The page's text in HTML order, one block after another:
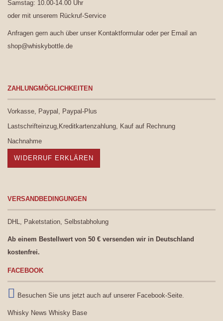
Samstag: 10.00-14.00 Uhr
oder mit unserem Rückruf-Service
Anfragen gern auch über unser Kontaktformular oder per Email an
shop@whiskybottle.de
ZAHLUNGMÖGLICHKEITEN
Vorkasse, Paypal, Paypal-Plus
Lastschrifteinzug,Kreditkartenzahlung, Kauf auf Rechnung
Nachnahme
WIDERRUF ERKLÄREN
VERSANDBEDINGUNGEN
DHL, Paketstation, Selbstabholung
Ab einem Bestellwert von 50 € versenden wir in Deutschland
kostenfrei.
FACEBOOK
Besuchen Sie uns jetzt auch auf unserer Facebook-Seite.
Whisky News Whisky Base